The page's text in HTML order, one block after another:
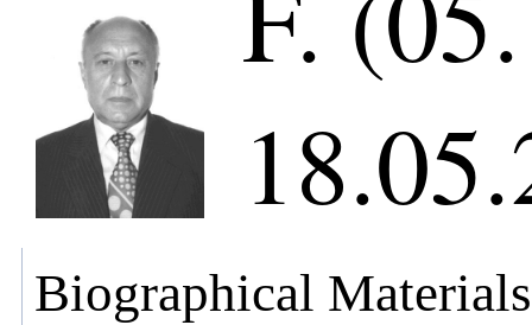
Biographical Materials